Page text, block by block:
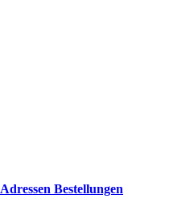
Adressen Bestellungen